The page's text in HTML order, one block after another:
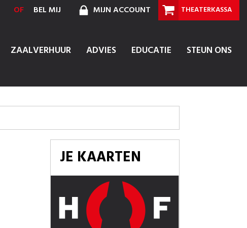
OF BEL MIJ MIJN ACCOUNT THEATERKASSA
ZAALVERHUUR ADVIES EDUCATIE STEUN ONS
JE KAARTEN